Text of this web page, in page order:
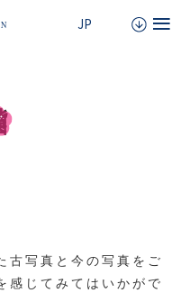
古写真と今の写真をご
感じてみてはいかがで